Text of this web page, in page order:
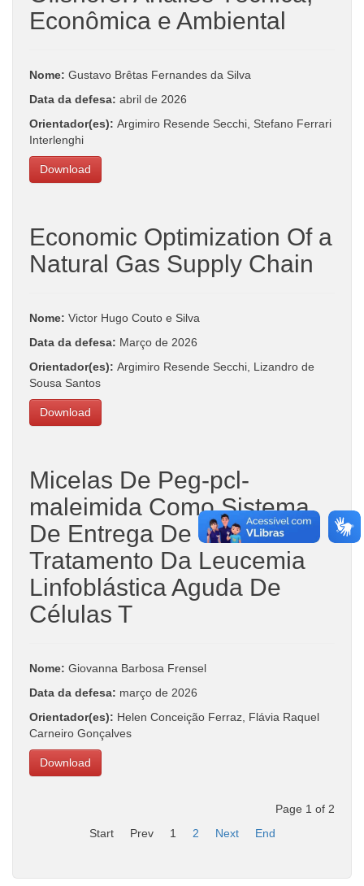
Econômica e Ambiental
Nome: Gustavo Brêtas Fernandes da Silva
Data da defesa: abril de 2026
Orientador(es): Argimiro Resende Secchi, Stefano Ferrari
Interlenghi
Download
Economic Optimization Of a
Natural Gas Supply Chain
Nome: Victor Hugo Couto e Silva
Data da defesa: Março de 2026
Orientador(es): Argimiro Resende Secchi, Lizandro de
Sousa Santos
Download
Micelas De Peg-pcl-
maleimida Como Sistema
De Entrega De Sirna Para
Tratamento Da Leucemia
Linfoblástica Aguda De
Células T
Nome: Giovanna Barbosa Frensel
Data da defesa: março de 2026
Orientador(es): Helen Conceição Ferraz, Flávia Raquel
Carneiro Gonçalves
Download
Page 1 of 2
Start
Prev 1 2 Next End